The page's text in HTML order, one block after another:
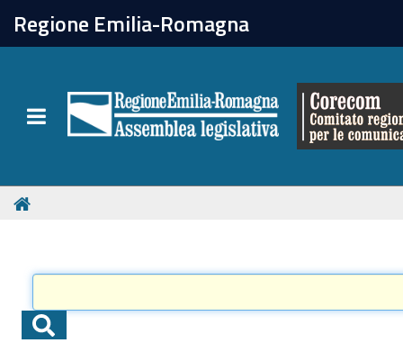
Regione Emilia-Romagna
Toggle navigation
chiudi
Le attività